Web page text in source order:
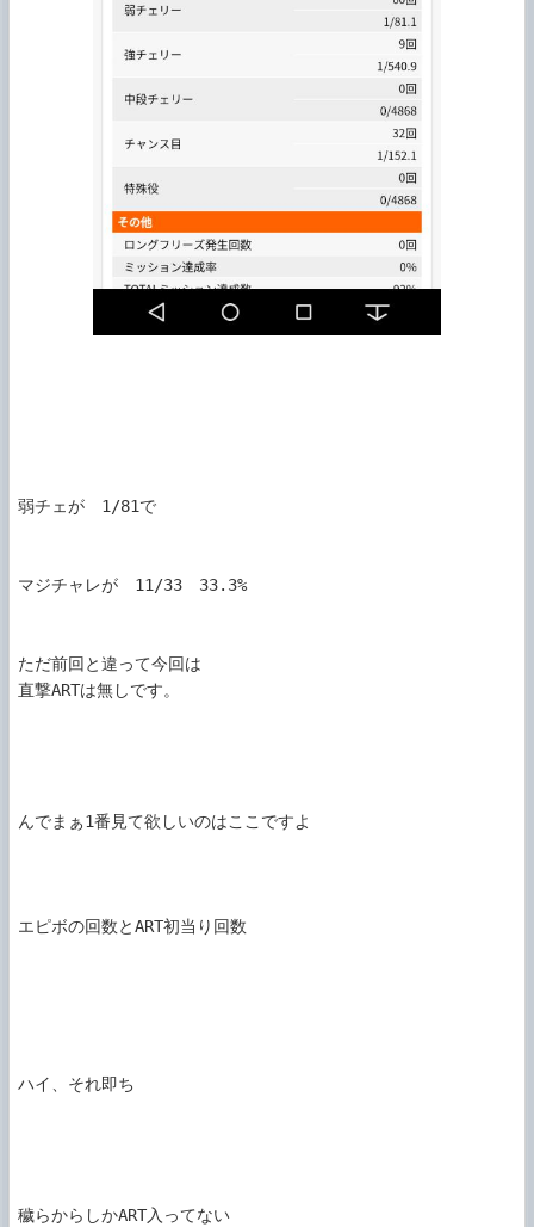
弱チェが　1/81で
マジチャレが　11/33　33.3%
ただ前回と違って今回は
直撃ARTは無しです。
んでまぁ1番見て欲しいのはここですよ
エピボの回数とART初当り回数
ハイ、それ即ち
穢らからしかART入ってない